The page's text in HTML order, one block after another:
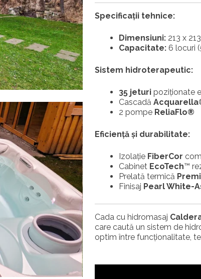
Specificații tehnice:
Dimensiuni: 213 x
Capacitate: 6 locuri
Sistem hidroterapeutic:
35 jeturi poziționate
Cascadă
2 pompe ReliaFlo®
Eficiență și durabilitate:
Izolație FiberCor
Cabinet EcoTech™
Prelată termică
Finisaj Pearl White-
Cada cu hidromasaj
care caută un sistem de
optim între funcționalitate,